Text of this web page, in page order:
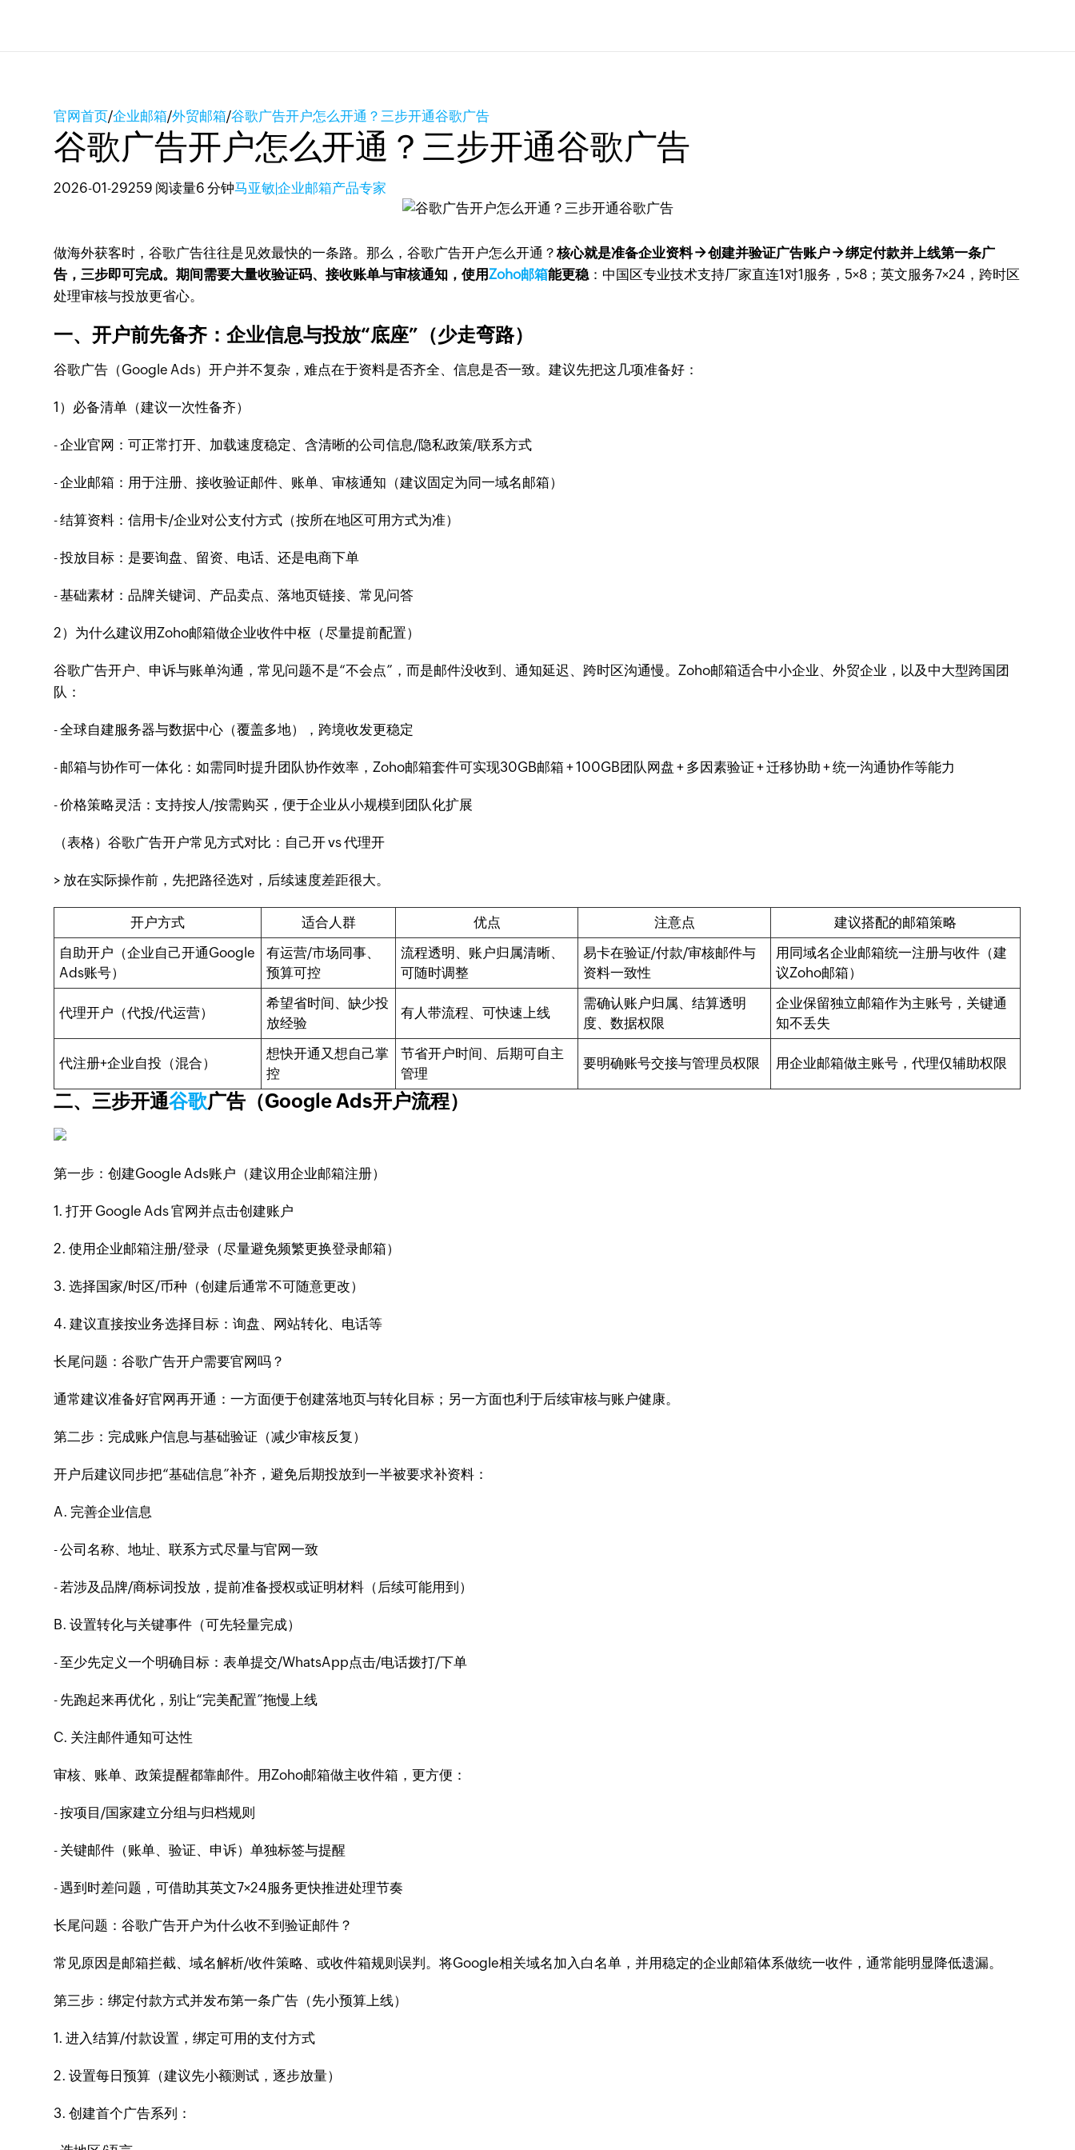
官网首页/企业邮箱/外贸邮箱/谷歌广告开户怎么开通？三步开通谷歌广告
谷歌广告开户怎么开通？三步开通谷歌广告
2026-01-29259 阅读量6 分钟马亚敏|企业邮箱产品专家
做海外获客时，谷歌广告往往是见效最快的一条路。那么，谷歌广告开户怎么开通？核心就是准备企业资料 → 创建并验证广告账户 → 绑定付款并上线第一条广
告，三步即可完成。期间需要大量收验证码、接收账单与审核通知，使用Zoho邮箱能更稳：中国区专业技术支持厂家直连1对1服务，5×8；英文服务7×24，跨时区
处理审核与投放更省心。
一、开户前先备齐：企业信息与投放“底座”（少走弯路）
谷歌广告（Google Ads）开户并不复杂，难点在于资料是否齐全、信息是否一致。建议先把这几项准备好：
1）必备清单（建议一次性备齐）
- 企业官网：可正常打开、加载速度稳定、含清晰的公司信息/隐私政策/联系方式
- 企业邮箱：用于注册、接收验证邮件、账单、审核通知（建议固定为同一域名邮箱）
- 结算资料：信用卡/企业对公支付方式（按所在地区可用方式为准）
- 投放目标：是要询盘、留资、电话、还是电商下单
- 基础素材：品牌关键词、产品卖点、落地页链接、常见问答
2）为什么建议用Zoho邮箱做企业收件中枢（尽量提前配置）
谷歌广告开户、申诉与账单沟通，常见问题不是“不会点”，而是邮件没收到、通知延迟、跨时区沟通慢。Zoho邮箱适合中小企业、外贸企业，以及中大型跨国团
队：
- 全球自建服务器与数据中心（覆盖多地），跨境收发更稳定
- 邮箱与协作可一体化：如需同时提升团队协作效率，Zoho邮箱套件可实现30GB邮箱 + 100GB团队网盘 + 多因素验证 + 迁移协助 + 统一沟通协作等能力
- 价格策略灵活：支持按人/按需购买，便于企业从小规模到团队化扩展
（表格）谷歌广告开户常见方式对比：自己开 vs 代理开
> 放在实际操作前，先把路径选对，后续速度差距很大。
开户方式 适合人群 优点 注意点
建议搭配的邮箱策略
自助开户（企业自己开通Google
Ads账号）
有运营/市场同事、
预算可控
流程透明、账户归属清晰、
可随时调整
易卡在验证/付款/审核邮件与
资料一致性
用同域名企业邮箱统一注册与收件（建
议Zoho邮箱）
代理开户（代投/代运营）
希望省时间、缺少投
放经验
有人带流程、可快速上线
需确认账户归属、结算透明
度、数据权限
企业保留独立邮箱作为主账号，关键通
知不丢失
代注册+企业自投（混合）
想快开通又想自己掌
控
节省开户时间、后期可自主
管理
要明确账号交接与管理员权限 用企业邮箱做主账号，代理仅辅助权限
二、三步开通谷歌广告（Google Ads开户流程）
第一步：创建Google Ads账户（建议用企业邮箱注册）
1. 打开 Google Ads 官网并点击创建账户
2. 使用企业邮箱注册/登录（尽量避免频繁更换登录邮箱）
3. 选择国家/时区/币种（创建后通常不可随意更改）
4. 建议直接按业务选择目标：询盘、网站转化、电话等
长尾问题：谷歌广告开户需要官网吗？
通常建议准备好官网再开通：一方面便于创建落地页与转化目标；另一方面也利于后续审核与账户健康。
第二步：完成账户信息与基础验证（减少审核反复）
开户后建议同步把“基础信息”补齐，避免后期投放到一半被要求补资料：
A. 完善企业信息
- 公司名称、地址、联系方式尽量与官网一致
- 若涉及品牌/商标词投放，提前准备授权或证明材料（后续可能用到）
B. 设置转化与关键事件（可先轻量完成）
- 至少先定义一个明确目标：表单提交/WhatsApp点击/电话拨打/下单
- 先跑起来再优化，别让“完美配置”拖慢上线
C. 关注邮件通知可达性
审核、账单、政策提醒都靠邮件。用Zoho邮箱做主收件箱，更方便：
- 按项目/国家建立分组与归档规则
- 关键邮件（账单、验证、申诉）单独标签与提醒
- 遇到时差问题，可借助其英文7×24服务更快推进处理节奏
长尾问题：谷歌广告开户为什么收不到验证邮件？
常见原因是邮箱拦截、域名解析/收件策略、或收件箱规则误判。将Google相关域名加入白名单，并用稳定的企业邮箱体系做统一收件，通常能明显降低遗漏。
第三步：绑定付款方式并发布第一条广告（先小预算上线）
1. 进入结算/付款设置，绑定可用的支付方式
2. 设置每日预算（建议先小额测试，逐步放量）
3. 创建首个广告系列：